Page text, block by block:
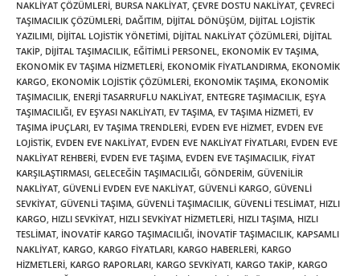
NAKLIYAT ÇÖZÜMLERI, BURSA NAKLIYAT, ÇEVRE DOSTU NAKLIYAT, ÇEVRECI
TAŞIMACILIK ÇÖZÜMLERI, DAĞITIM, DIJITAL DÖNÜŞÜM, DIJITAL LOJISTIK
YAZILIMI, DIJITAL LOJISTIK YÖNETIMI, DIJITAL NAKLIYAT ÇÖZÜMLERI, DIJITAL
TAKIP, DIJITAL TAŞIMACILIK, EĞITIMLI PERSONEL, EKONOMIK EV TAŞIMA,
EKONOMIK EV TAŞIMA HIZMETLERI, EKONOMIK FIYATLANDIRMA, EKONOMIK
KARGO, EKONOMIK LOJISTIK ÇÖZÜMLERI, EKONOMIK TAŞIMA, EKONOMIK
TAŞIMACILIK, ENERJI TASARRUFLU NAKLIYAT, ENTEGRE TAŞIMACILIK, EŞYA
TAŞIMACILIĞI, EV EŞYASI NAKLIYATI, EV TAŞIMA, EV TAŞIMA HIZMETI, EV
TAŞIMA IPUÇLARI, EV TAŞIMA TRENDLERI, EVDEN EVE HIZMET, EVDEN EVE
LOJISTIK, EVDEN EVE NAKLIYAT, EVDEN EVE NAKLIYAT FIYATLARI, EVDEN EVE
NAKLIYAT REHBERI, EVDEN EVE TAŞIMA, EVDEN EVE TAŞIMACILIK, FIYAT
KARŞILAŞTIRMASI, GELECEĞIN TAŞIMACILIĞI, GÖNDERIM, GÜVENILIR
NAKLIYAT, GÜVENLI EVDEN EVE NAKLIYAT, GÜVENLI KARGO, GÜVENLI
SEVKIYAT, GÜVENLI TAŞIMA, GÜVENLI TAŞIMACILIK, GÜVENLI TESLIMAT, HIZLI
KARGO, HIZLI SEVKIYAT, HIZLI SEVKIYAT HIZMETLERI, HIZLI TAŞIMA, HIZLI
TESLIMAT, INOVATIF KARGO TAŞIMACILIĞI, INOVATIF TAŞIMACILIK, KAPSAMLI
NAKLIYAT, KARGO, KARGO FIYATLARI, KARGO HABERLERI, KARGO
HIZMETLERI, KARGO RAPORLARI, KARGO SEVKIYATI, KARGO TAKIP, KARGO